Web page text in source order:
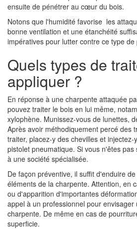
ensuite de pénétrer au cœur du bois.
Notons que l'humidité favorise les
bonne ventilation et une étanchéité
impératives pour lutter contre ce type de
Quels types de
appliquer ?
En réponse à une charpente attaquée
pouvez traiter le bois en lui même,
xylophène. Munissez-vous de lunettes,
Après avoir méthodiquement percé des
traiter, placez-y des chevilles et
pistolet pneumatique. Si vous n'êtes
à une société spécialisée.
De façon préventive, il suffit d'enduire
éléments de la charpente. Attention, en
ou d'apparition d'importantes
appel à un professionnel pour
charpente. De même en cas de
superficie.